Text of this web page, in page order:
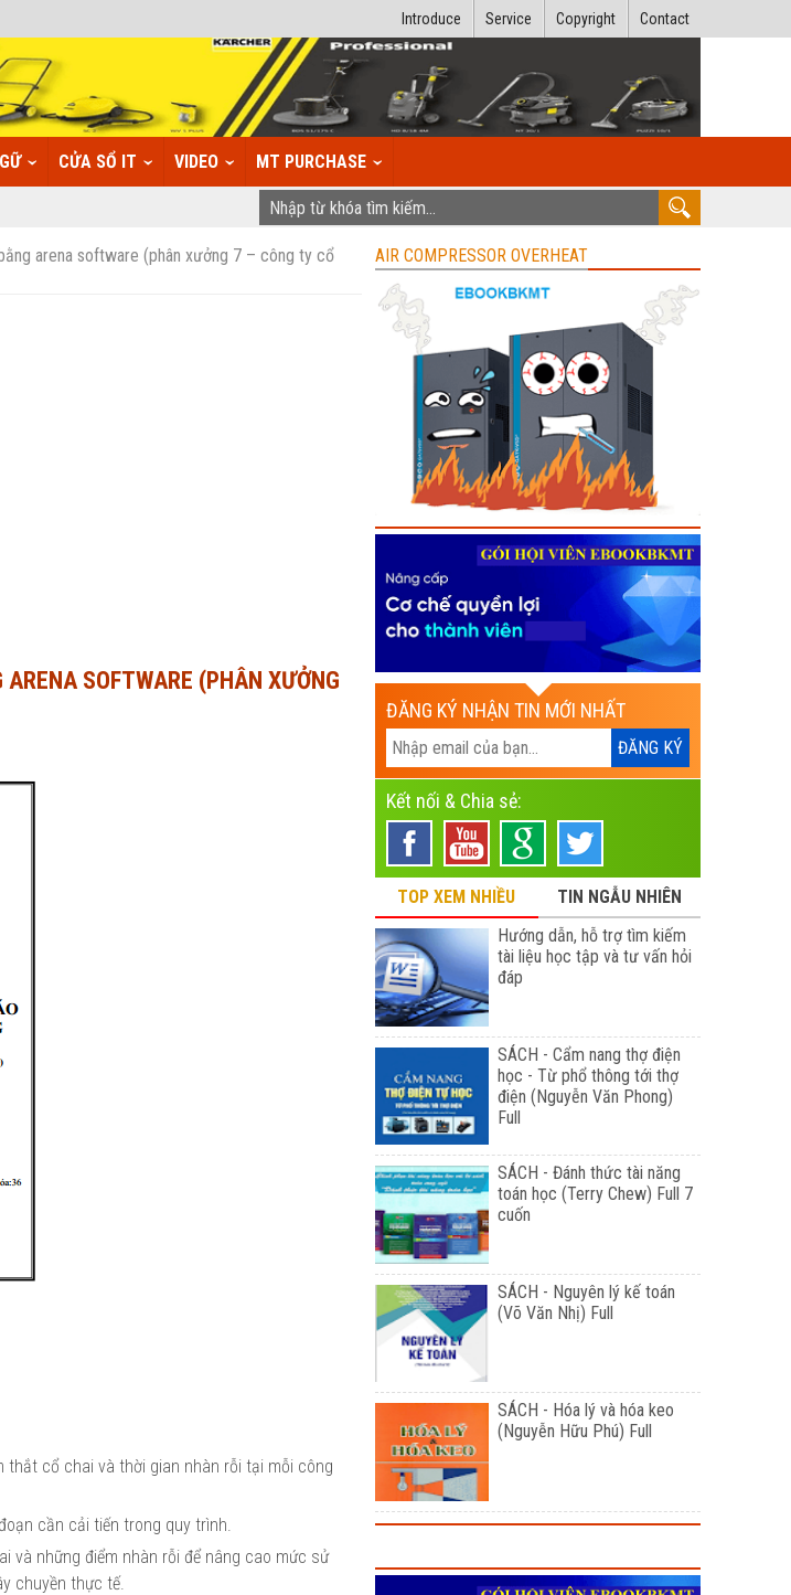
Contact
Copyright
Service
Introduce
CỬA SỔ IT VIDEO MT PURCHASE
arena software (phân xưởng 7 – công ty cổ
SOFTWARE (PHÂN XƯỞNG
cổ chai và thời gian nhàn rỗi tại mỗi công
cần cải tiến trong quy trình.
và những điểm nhàn rỗi để nâng cao mức sử
chuyền thực tế.
AIR COMPRESSOR OVERHEAT
ĐĂNG KÝ NHẬN TIN MỚI NHẤT
Kết nối & Chia sẻ:
TOP XEM NHIỀU
TIN NGẪU NHIÊN
Hướng dẫn, hỗ trợ tìm kiếm
tài liệu học tập và tư vấn hỏi
đáp
SÁCH - Cẩm nang thợ điện
học - Từ phổ thông tới thợ
điện (Nguyễn Văn Phong)
Full
SÁCH - Đánh thức tài năng
toán học (Terry Chew) Full 7
cuốn
SÁCH - Nguyên lý kế toán
(Võ Văn Nhị) Full
SÁCH - Hóa lý và hóa keo
(Nguyễn Hữu Phú) Full